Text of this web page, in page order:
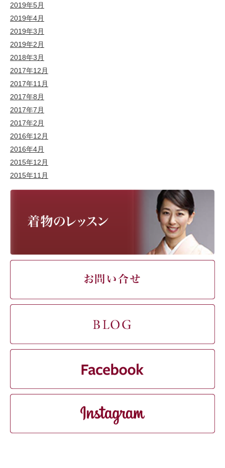
2019年5月
2019年4月
2019年3月
2019年2月
2018年3月
2017年12月
2017年11月
2017年8月
2017年7月
2017年2月
2016年12月
2016年4月
2015年12月
2015年11月